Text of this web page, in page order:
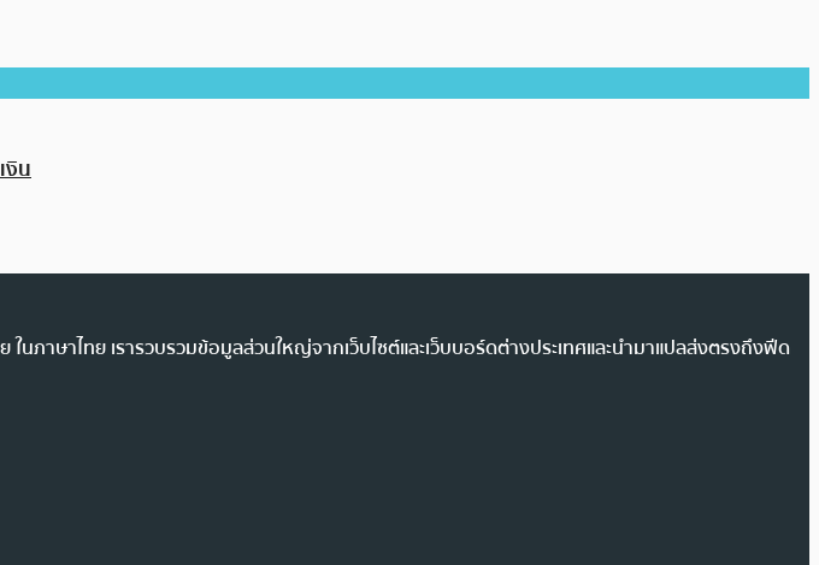
งิน
นภาษาไทย เรารวบรวมข้อมูลส่วนใหญ่จากเว็บไซต์และเว็บบอร์ดต่างประเทศและนำมาแปลส่งตรงถึงฟีด